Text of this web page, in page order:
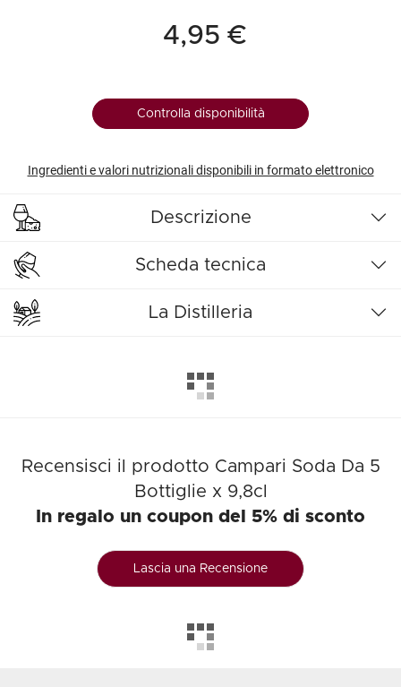
4,95 €
Controlla disponibilità
Ingredienti e valori nutrizionali disponibili in formato elettronico
Descrizione
Scheda tecnica
La Distilleria
Recensisci il prodotto Campari Soda Da 5
Bottiglie x 9,8cl
In regalo un coupon del 5% di sconto
Lascia una Recensione